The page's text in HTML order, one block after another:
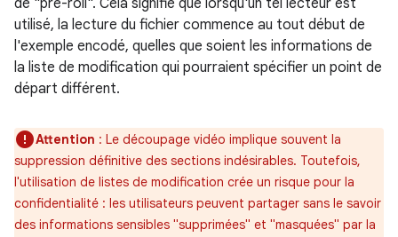
de "pré-roll". Cela signifie que lorsqu'un tel lecteur est
utilisé, la lecture du fichier commence au tout début de
l'exemple encodé, quelles que soient les informations de
la liste de modification qui pourraient spécifier un point de
départ différent.
Attention : Le découpage vidéo implique souvent la
suppression définitive des sections indésirables. Toutefois,
l'utilisation de listes de modification crée un risque pour la
confidentialité : les utilisateurs peuvent partager sans le savoir
des informations sensibles "supprimées" et "masquées" par la